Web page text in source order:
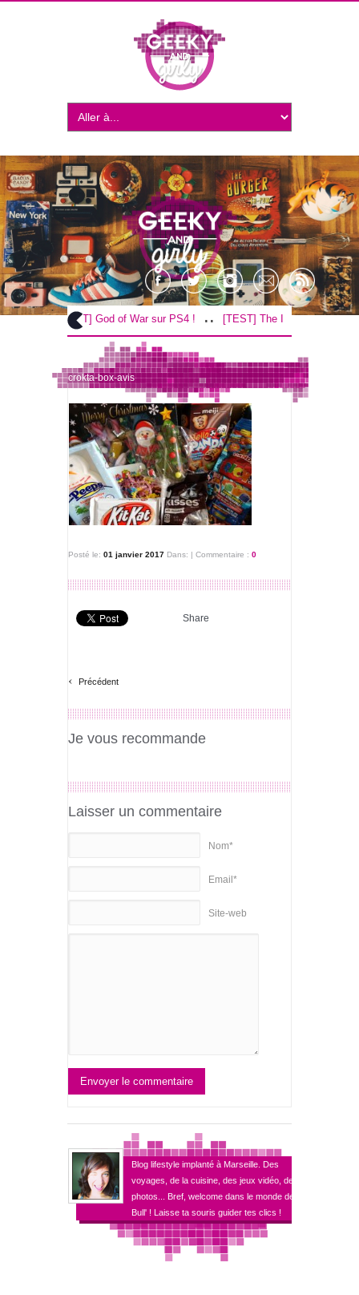
.. [TEST] God of War sur PS4 ! .. [TEST] The Inpatient sur PS4 /
crokta-box-avis
Posté le: 01 janvier 2017 Dans: | Commentaire : 0
Share
‹ Précédent
Je vous recommande
Laisser un commentaire
Nom*
Email*
Site-web
Envoyer le commentaire
Blog lifestyle implanté à Marseille. Des
voyages, de la cuisine, des jeux vidéo, des
photos... Bref, welcome dans le monde de
Bull' ! Laisse ta souris guider tes clics !